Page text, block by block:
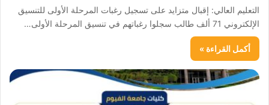
التعليم العالي: إقبال متزايد على تسجيل رغبات المرحلة الأولى للتنسيق
الإلكتروني 71 ألف طالب سجلوا رغباتهم في تنسيق المرحلة الأولى…
أكمل القراءة »